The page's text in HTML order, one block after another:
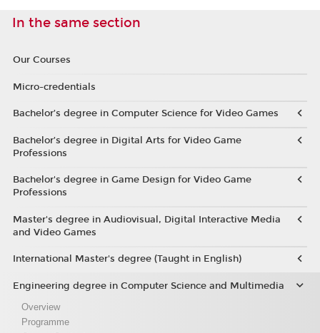
In the same section
Our Courses
Micro-credentials
Bachelor’s degree in Computer Science for Video Games
Bachelor’s degree in Digital Arts for Video Game
Professions
Bachelor's degree in Game Design for Video Game
Professions
Master's degree in Audiovisual, Digital Interactive Media
and Video Games
International Master's degree (Taught in English)
Engineering degree in Computer Science and Multimedia
Overview
Programme